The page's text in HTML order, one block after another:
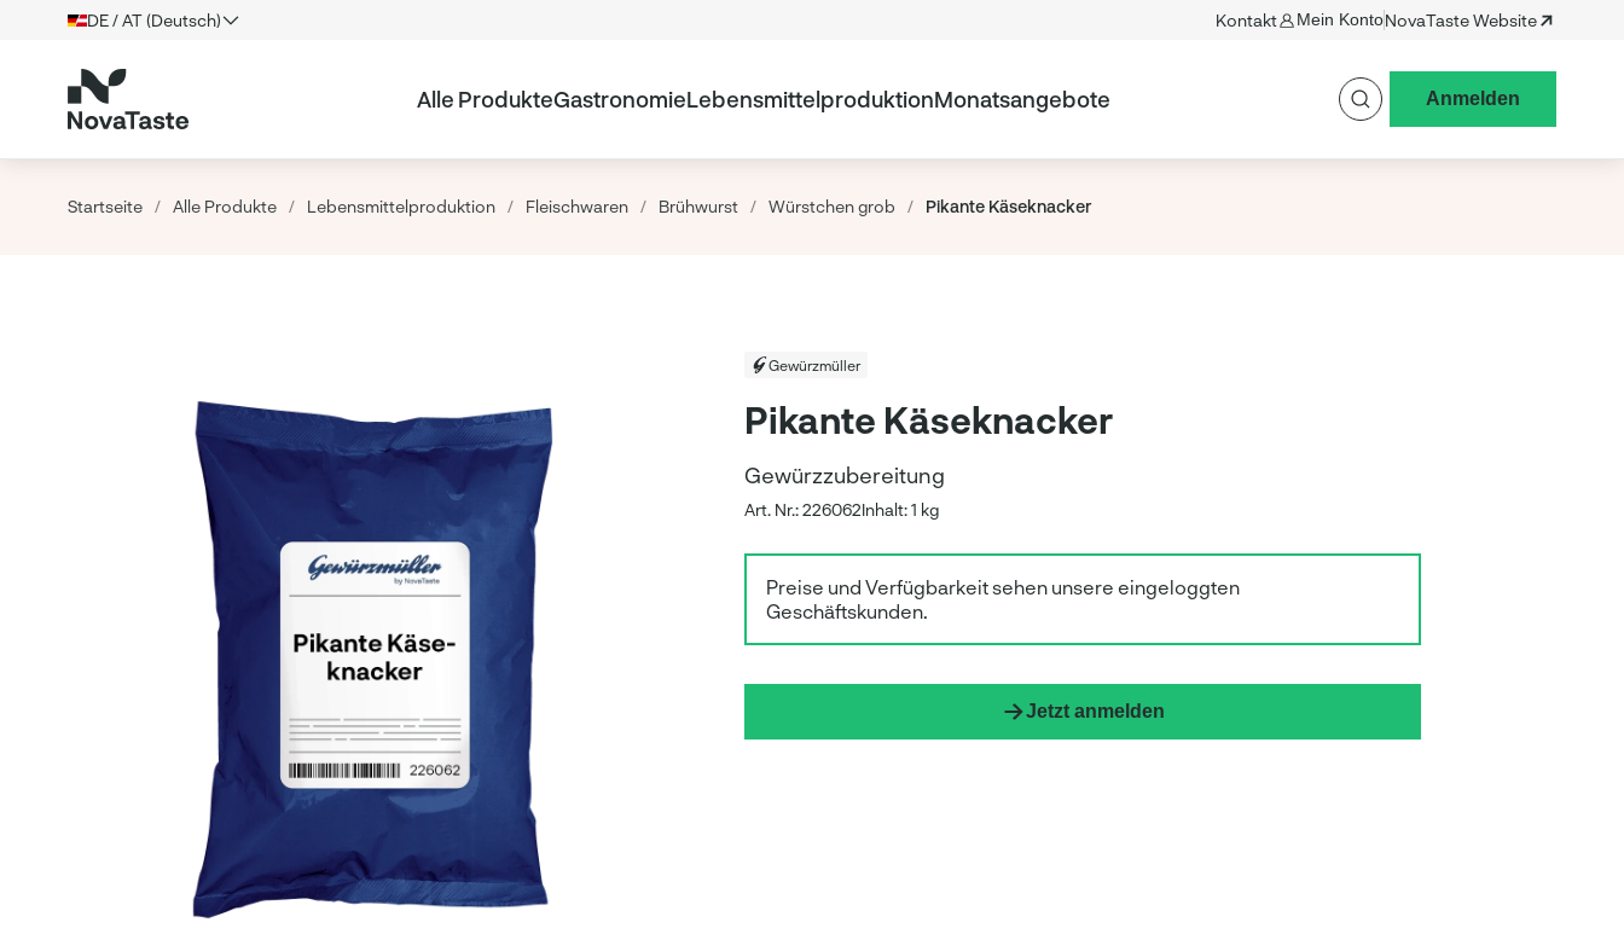
DE / AT (Deutsch) Kontakt Mein KontoNovaTaste Website
Alle ProdukteGastronomieLebensmittelproduktionMonatsangebote Anmelden
Startseite / Alle Produkte / Lebensmittelproduktion / Fleischwaren / Brühwurst / Würstchen grob / Pikante Käseknacker
Gewürzmüller
Pikante Käseknacker
Gewürzzubereitung
Art. Nr.: 226062Inhalt: 1 kg
Preise und Verfügbarkeit sehen unsere eingeloggten
Geschäftskunden.
Jetzt anmelden